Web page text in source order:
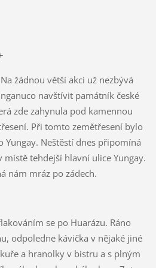
žádnou větší akci už nezbývá
navštívit památník české
zde zahynula pod kamennou
Při tomto zemětřesení bylo
Yungay. Neštěstí dnes připomíná
tehdejší hlavní ulice Yungay.
nám mráz po zádech.
se po Huarázu. Ráno
odpoledne kávička v nějaké jiné
a hranolky v bistru a s plným